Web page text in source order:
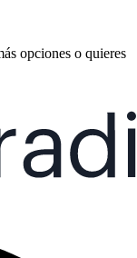
opciones o quieres